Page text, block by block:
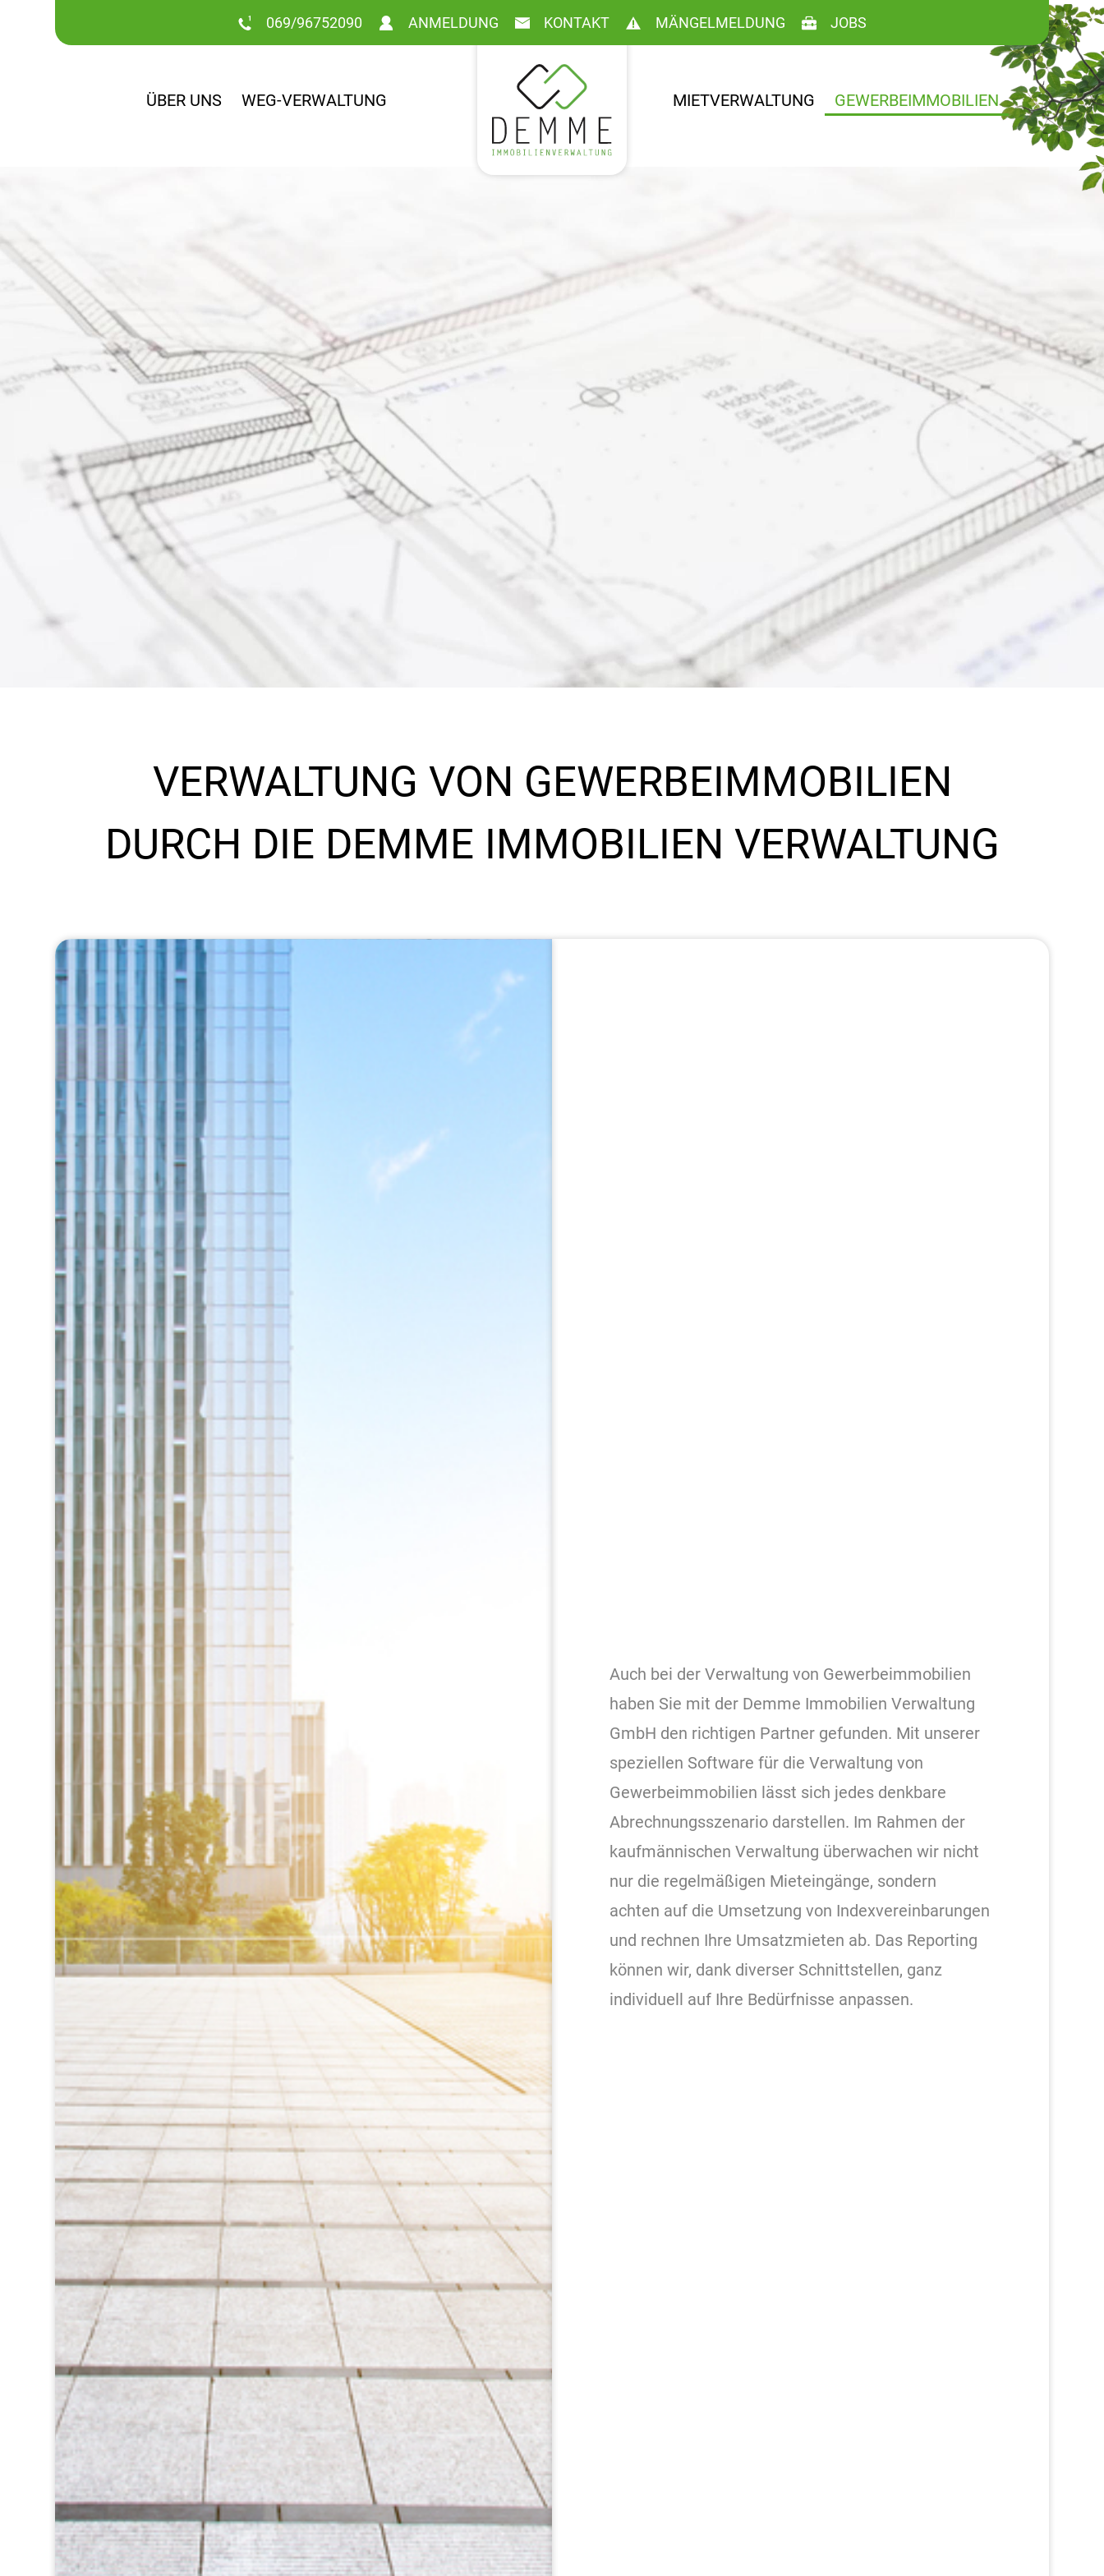
069/96752090 ANMELDUNG KONTAKT MÄNGELMELDUNG JOBS
ÜBER UNS WEG-VERWALTUNG MIETVERWALTUNG GEWERBEIMMOBILIEN
VERWALTUNG VON GEWERBEIMMOBILIEN
DURCH DIE DEMME IMMOBILIEN VERWALTUNG
Auch bei der Verwaltung von Gewerbeimmobilien
haben Sie mit der Demme Immobilien Verwaltung
GmbH den richtigen Partner gefunden. Mit unserer
speziellen Software für die Verwaltung von
Gewerbeimmobilien lässt sich jedes denkbare
Abrechnungsszenario darstellen. Im Rahmen der
kaufmännischen Verwaltung überwachen wir nicht
nur die regelmäßigen Mieteingänge, sondern
achten auf die Umsetzung von Indexvereinbarungen
und rechnen Ihre Umsatzmieten ab. Das Reporting
können wir, dank diverser Schnittstellen, ganz
individuell auf Ihre Bedürfnisse anpassen.